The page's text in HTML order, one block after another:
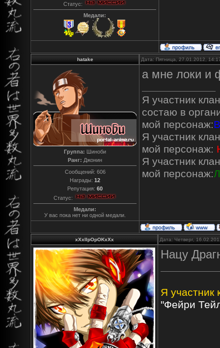
Статус:
Медали:
hatake Дата: Пятница, 27.01.2012,
Группа: Шиноби
Ранг: Джонин
Сообщений: 606
Награды: 12
Репутация: 60
Статус:
Медали:
У вас пока нет ни одной медали.
а мне локи и
Я участник
состаю в
мой персонаж:
Я участник
мой персонаж:
Я участник
мой персонаж:
xXxIIpOpOKxXx Дата: Четверг,
Нацу
Я участник
"Фейри